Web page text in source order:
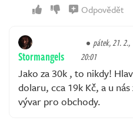
Odpovědět
Stormangels
pátek, 21. 2.,
20:01
Jako za 30k , to nikdy!
dolaru, cca 19k Kč, a u
vývar pro obchody.